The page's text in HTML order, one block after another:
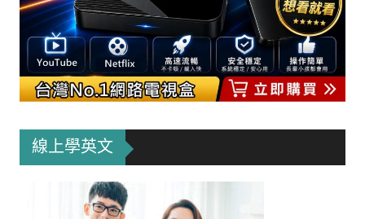
線上學英文